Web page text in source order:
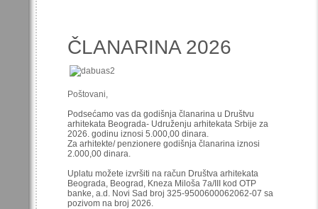
ČLANARINA 2026
Poštovani,
Podsećamo vas da godišnja članarina u Društvu
arhitekata Beograda- Udruženju arhitekata Srbije za
2026. godinu iznosi 5.000,00 dinara.
Za arhitekte/ penzionere godišnja članarina iznosi
2.000,00 dinara.
Uplatu možete izvršiti na račun Društva arhitekata
Beograda, Beograd, Kneza Miloša 7a/III kod OTP
banke, a.d. Novi Sad broj 325-9500600062062-07 sa
pozivom na broj 2026.